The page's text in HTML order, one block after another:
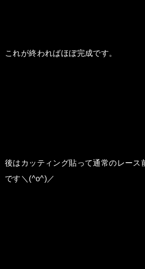
これが終わればほぼ完成です。
後はカッティング貼って通常のレース
です＼(^o^)／